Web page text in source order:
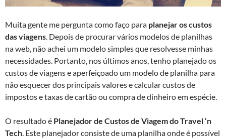
Muita gente me pergunta como faço para planejar os custos
das viagens. Depois de procurar vários modelos de planilhas
na web, não achei um modelo simples que resolvesse minhas
necessidades. Portanto, nos últimos anos, tenho planejado os
custos de viagens e aperfeiçoado um modelo de planilha para
não esquecer dos principais valores e calcular custos de
impostos e taxas de cartão ou compra de dinheiro em espécie.
O resultado é Planejador de Custos de Viagem do Travel ‘n
Tech. Este planejador consiste de uma planilha onde é possível